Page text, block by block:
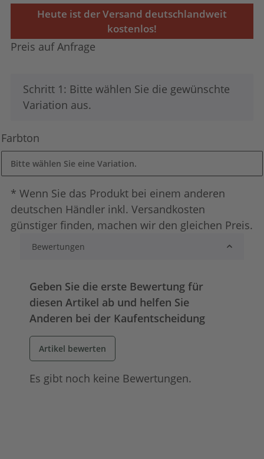
Heute ist der Versand deutschlandweit
kostenlos!
Preis auf Anfrage
x
Schritt 1: Bitte wählen Sie die gewünschte
Variation aus.
Farbton
Bitte wählen Sie eine Variation.
* Wenn Sie das Produkt bei einem anderen
deutschen Händler inkl. Versandkosten
günstiger finden, machen wir den gleichen Preis.
Bewertungen
Geben Sie die erste Bewertung für
diesen Artikel ab und helfen Sie
Anderen bei der Kaufentscheidung
Artikel bewerten
Es gibt noch keine Bewertungen.